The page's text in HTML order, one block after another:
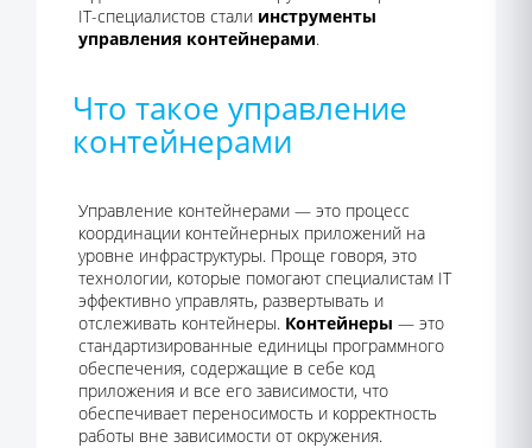
IT-специалистов стали инструменты
управления контейнерами.
Что такое управление
контейнерами
Управление контейнерами — это процесс
координации контейнерных приложений на
уровне инфраструктуры. Проще говоря, это
технологии, которые помогают специалистам IT
эффективно управлять, развертывать и
отслеживать контейнеры. Контейнеры — это
стандартизированные единицы программного
обеспечения, содержащие в себе код
приложения и все его зависимости, что
обеспечивает переносимость и корректность
работы вне зависимости от окружения.